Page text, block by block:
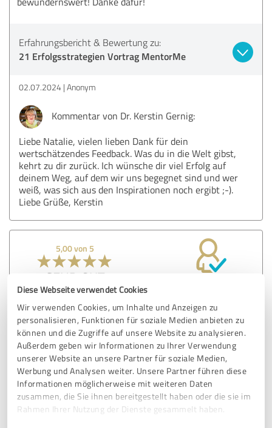
Diese Webseite verwendet Cookies
Wir verwenden Cookies, um Inhalte und Anzeigen zu
personalisieren, Funktionen für soziale Medien anbieten zu
können und die Zugriffe auf unsere Website zu analysieren.
Außerdem geben wir Informationen zu Ihrer Verwendung
unserer Website an unsere Partner für soziale Medien,
Werbung und Analysen weiter. Unsere Partner führen diese
Informationen möglicherweise mit weiteren Daten
zusammen, die Sie ihnen bereitgestellt haben oder die sie im
Rahmen Ihrer Nutzung der Dienste gesammelt haben.
Erfahrungsbericht & Bewertung zu:
21 Erfolgsstrategien Vortrag MentorMe
02.07.2024 Anonym
Kommentar von Dr. Kerstin Gernig:
Liebe Natalie, vielen lieben Dank für dein
wertschätzendes Feedback. Was du in die Welt gibst,
kehrt zu dir zurück. Ich wünsche dir viel Erfolg auf
deinem Weg, auf dem wir uns begegnet sind und wer
weiß, was sich aus den Inspirationen noch ergibt ;-).
Liebe Grüße, Kerstin
5,00 von 5
SEHR GUT
Ein sehr interessanter Vortrag und inspirierender
Austausch. Vielen Dank!
Erfahrungsbericht & Bewertung zu:
21 Erfolgsstrategien Vortrag MentorMe
02.07.2024 Anonym